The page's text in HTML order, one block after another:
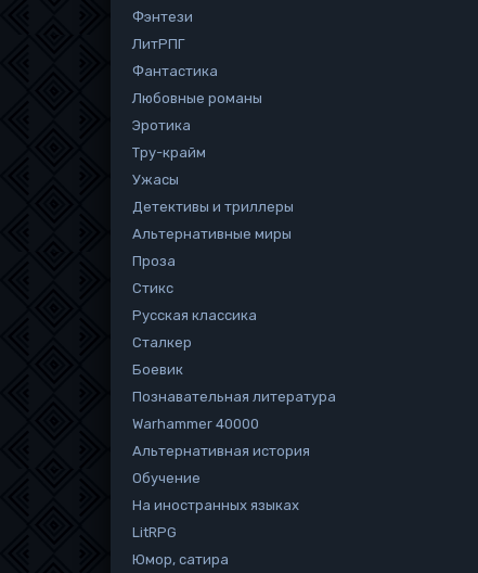
Фэнтези
ЛитРПГ
Фантастика
Любовные романы
Эротика
Тру-крайм
Ужасы
Детективы и триллеры
Альтернативные миры
Проза
Стикс
Русская классика
Сталкер
Боевик
Познавательная литература
Warhammer 40000
Альтернативная история
Обучение
На иностранных языках
LitRPG
Юмор, сатира